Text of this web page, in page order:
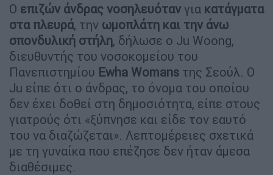
Ο επιζών άνδρας νοσηλευόταν για κατάγματα
στα πλευρά, την ωμοπλάτη και την άνω
σπονδυλική στήλη, δήλωσε ο Ju Woong,
διευθυντής του νοσοκομείου του
Πανεπιστημίου Ewha Womans της Σεούλ. Ο
Ju είπε ότι ο άνδρας, το όνομα του οποίου
δεν έχει δοθεί στη δημοσιότητα, είπε στους
γιατρούς ότι «ξύπνησε και είδε τον εαυτό
του να διαζώζεται». Λεπτομέρειες σχετικά
με τη γυναίκα που επέζησε δεν ήταν άμεσα
διαθέσιμες.